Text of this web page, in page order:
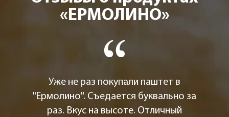
«ЕРМОЛИНО»
Уже не раз покупали паштет в
"Ермолино". Съедается буквально за
раз. Вкус на высоте. Отличный